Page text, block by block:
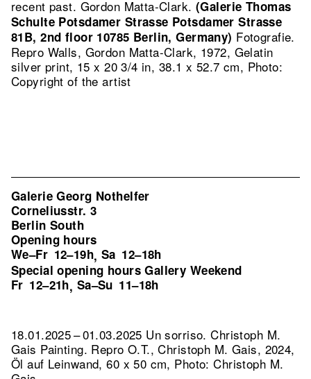
recent past. Gordon Matta-Clark.(Galerie Thomas
Schulte Potsdamer Strasse Potsdamer Strasse
81B, 2nd floor 10785 Berlin, Germany) Fotografie.
Repro Walls, Gordon Matta-Clark, 1972, Gelatin
silver print, 15 x 20 3/4 in, 38.1 x 52.7 cm, Photo:
Copyright of the artist
Galerie Georg Nothelfer
Corneliusstr. 3
Berlin South
Opening hours
We–Fr 12–19h, Sa 12–18h
Special opening hours Gallery Weekend
Fr 12–21h, Sa–Su 11–18h
18.01.2025 – 01.03.2025 Un sorriso. Christoph M.
Gais Painting. Repro O.T., Christoph M. Gais, 2024,
Öl auf Leinwand, 60 x 50 cm, Photo: Christoph M.